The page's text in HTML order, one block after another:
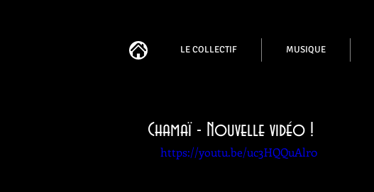
LE COLLECTIF MUSIQUE
Chamaï - Nouvelle vidéo !
https://youtu.be/uc3HQQuAlr0